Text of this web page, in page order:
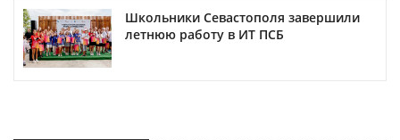
Школьники Севастополя завершили
летнюю работу в ИТ ПСБ